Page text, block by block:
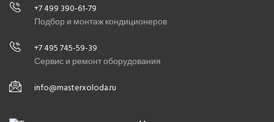
+7 499 390-61-79
Подбор и монтаж кондиционеров
+7 495 745-59-39
Сервис и ремонт оборудования
info@masterxoloda.ru